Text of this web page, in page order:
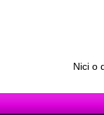
Nici o